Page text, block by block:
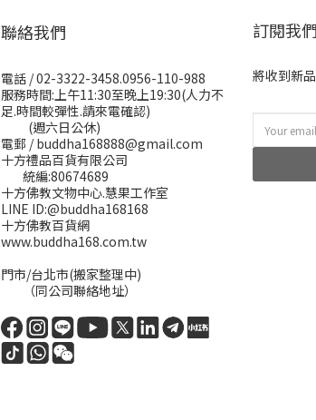
聯絡我們
電話 / 02-3322-3458.0956-110-988
服務時間:上午11:30至晚上19:30(人力不
足.時間較彈性.請來電確認)
(週六日公休)
電郵 / buddha168888@gmail.com
十方禮品百貨有限公司
統編:80674689
十方佛教文物中心.慧果工作室
LINE ID:@buddha168168
十方佛教百貨網
www.buddha168.com.tw
門市/台北市(搬家整理中)
（同公司聯絡地址）
訂閱我
將收到新